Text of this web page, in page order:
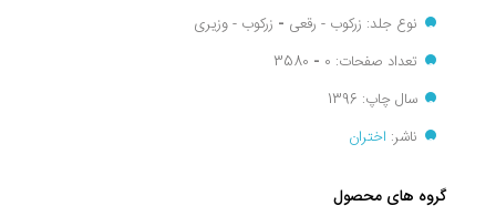
نوع جلد: زرکوب - رقعی - زرکوب - وزیری
تعداد صفحات: 0
-
سال چاپ: 1396
ناشر: اختران
گروه های محصول